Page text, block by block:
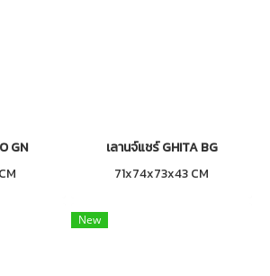
GN
เลานจ์แชร์ GHITA BG
71x74x73x43 CM
New